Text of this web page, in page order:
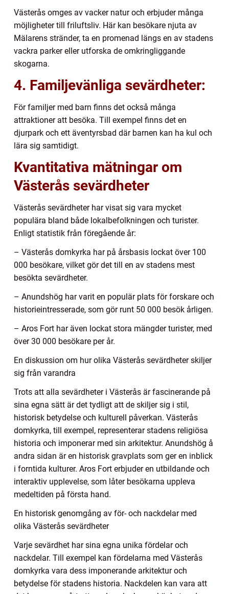
Västerås omges av vacker natur och erbjuder många
möjligheter till friluftsliv. Här kan besökare njuta av
Mälarens stränder, ta en promenad längs en av stadens
vackra parker eller utforska de omkringliggande
skogarna.
4. Familjevänliga sevärdheter:
För familjer med barn finns det också många
attraktioner att besöka. Till exempel finns det en
djurpark och ett äventyrsbad där barnen kan ha kul och
lära sig samtidigt.
Kvantitativa mätningar om
Västerås sevärdheter
Västerås sevärdheter har visat sig vara mycket
populära bland både lokalbefolkningen och turister.
Enligt statistik från föregående år:
– Västerås domkyrka har på årsbasis lockat över 100
000 besökare, vilket gör det till en av stadens mest
besökta sevärdheter.
– Anundshög har varit en populär plats för forskare och
historieintresserade, som gör runt 50 000 besök årligen.
– Aros Fort har även lockat stora mängder turister, med
över 30 000 besökare per år.
En diskussion om hur olika Västerås sevärdheter skiljer
sig från varandra
Trots att alla sevärdheter i Västerås är fascinerande på
sina egna sätt är det tydligt att de skiljer sig i stil,
historisk betydelse och kulturell påverkan. Västerås
domkyrka, till exempel, representerar stadens religiösa
historia och imponerar med sin arkitektur. Anundshög å
andra sidan är en historisk gravplats som ger en inblick
i forntida kulturer. Aros Fort erbjuder en utbildande och
interaktiv upplevelse, som låter besökarna uppleva
medeltiden på första hand.
En historisk genomgång av för- och nackdelar med
olika Västerås sevärdheter
Varje sevärdhet har sina egna unika fördelar och
nackdelar. Till exempel kan fördelarna med Västerås
domkyrka vara dess imponerande arkitektur och
betydelse för stadens historia. Nackdelen kan vara att